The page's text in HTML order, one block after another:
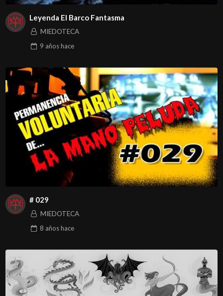
Leyenda El Barco Fantasma
MIEDOTECA
9 añoshace
# 029
MIEDOTECA
8 añoshace